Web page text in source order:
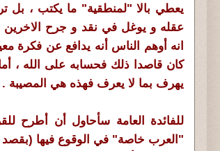
يعطي بالا "لمنطقية" ما يكتب ، بل
عقله و يوغل في نقد و جرح
انه أوهم الناس أنه يدافع عن فكرة
كان قاصدا ذلك فحسابه على الله ،
يهرف بما لا يعرف فهذه هي المصيبة .
للفائدة العامة سأحاول أن أطرح
"العرب خاصة" في الوقوع فيها